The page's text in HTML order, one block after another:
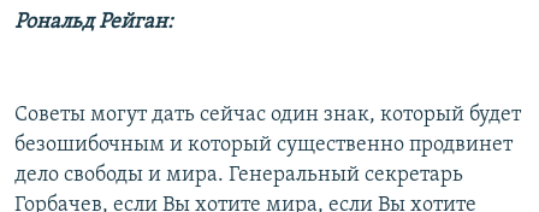
Рональд Рейган:
Советы могут дать сейчас один знак, который будет
безошибочным и который существенно продвинет
дело свободы и мира. Генеральный секретарь
Горбачев, если Вы хотите мира, если Вы хотите